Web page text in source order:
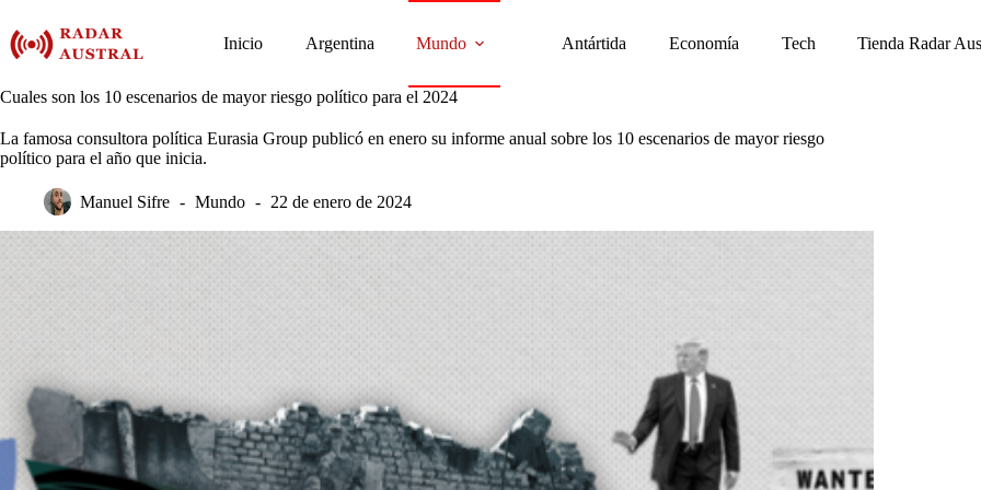
contenido
Inicio Argentina Mundo Antártida Economía Tech Tienda Radar
Cuales son los 10 escenarios de mayor riesgo político para el 2024
La famosa consultora política Eurasia Group publicó en enero su informe anual sobre los 10 escenarios de mayor riesgo
político para el año que inicia.
Manuel Sifre Mundo 22 de enero de 2024